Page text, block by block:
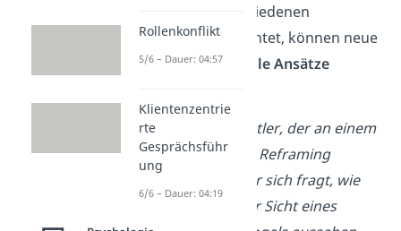
eine Idee aus verschiedenen
Blickwinkelnbetrachtet, können neue
undunkonventionelle Ansätze
→ Beispiel:
Ein Künstler, der an einem
Bild arbeitet, könnte Reframing
verwenden, indem er sich fragt, wie
das Gemälde aus der Sicht eines
Rollenkonflikt
5/6 – Dauer: 04:57
Klientenzentrie
rte
Gesprächsführ
ung
6/6 – Dauer: 04:19